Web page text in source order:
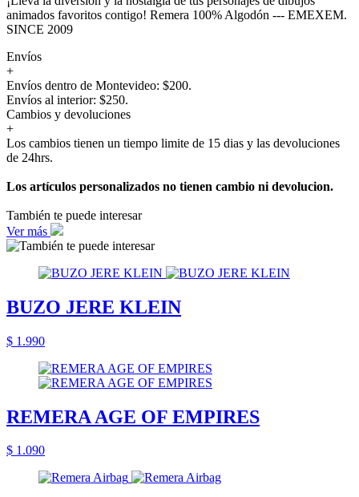
animados favoritos contigo! Remera 100% Algodón --- EMEXEM.
SINCE 2009
Envíos
+
Envíos dentro de Montevideo: $200.
Envíos al interior: $250.
Cambios y devoluciones
+
Los cambios tienen un tiempo limite de 15 dias y las devoluciones
de 24hrs.
Los artículos personalizados no tienen cambio ni devolucion.
También te puede interesar
Ver más
BUZO JERE KLEIN
$ 1.990
REMERA AGE OF EMPIRES
$ 1.090